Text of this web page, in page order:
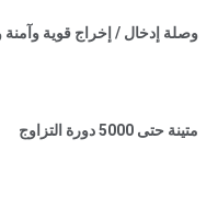
وصلة إدخال / إخراج قوية وآمنة
متينة حتى 5000 دورة التزاوج